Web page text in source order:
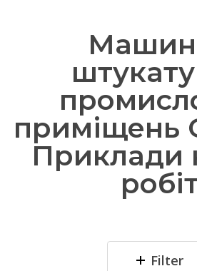
приміщень
Приклади
Filter